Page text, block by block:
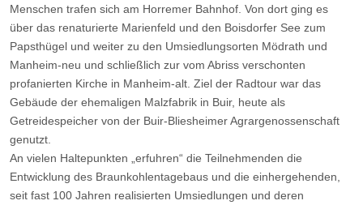
Menschen trafen sich am Horremer Bahnhof. Von dort ging es
über das renaturierte Marienfeld und den Boisdorfer See zum
Papsthügel und weiter zu den Umsiedlungsorten Mödrath und
Manheim-neu und schließlich zur vom Abriss verschonten
profanierten Kirche in Manheim-alt. Ziel der Radtour war das
Gebäude der ehemaligen Malzfabrik in Buir, heute als
Getreidespeicher von der Buir-Bliesheimer Agrargenossenschaft
genutzt.
An vielen Haltepunkten „erfuhren“ die Teilnehmenden die
Entwicklung des Braunkohlentagebaus und die einhergehenden,
seit fast 100 Jahren realisierten Umsiedlungen und deren